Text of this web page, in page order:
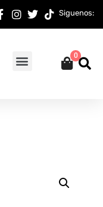
Siguenos:
0